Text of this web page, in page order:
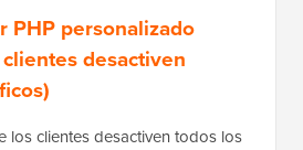
PHP personalizado
desactiven
los clientes desactiven todos los